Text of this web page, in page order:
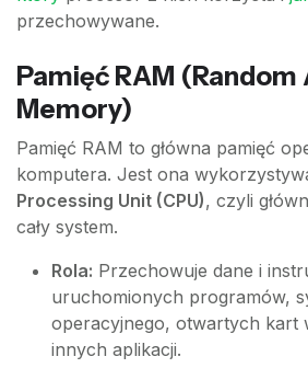
przechowywane.
Pamięć RAM (Random
Memory)
Pamięć RAM to główna pamięć
komputera. Jest ona
Processing Unit (CPU), czyli
cały system.
Rola: Przechowuje dane i
uruchomionych programów,
operacyjnego, otwartych kart
innych aplikacji.